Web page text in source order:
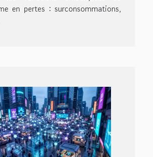
en pertes : surconsommations,